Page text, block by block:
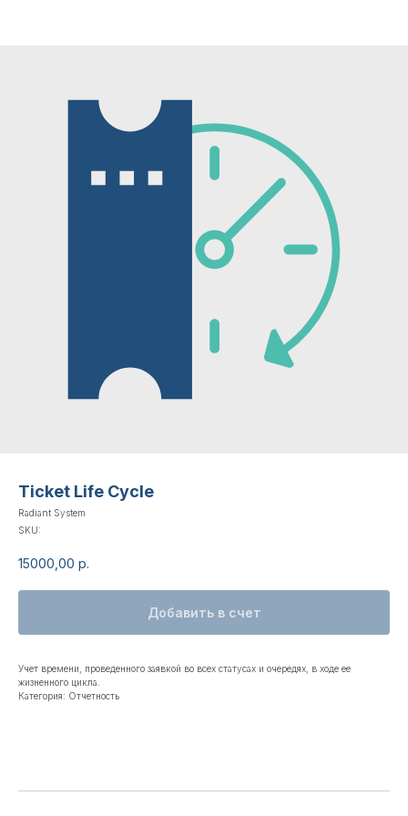
Ticket Life Cycle
Radiant System
SKU:
15000,00 р.
Добавить в счет
Учет времени, проведенного заявкой во всех статусах и очередях, в ходе ее
жизненного цикла.
Категория: Отчетность